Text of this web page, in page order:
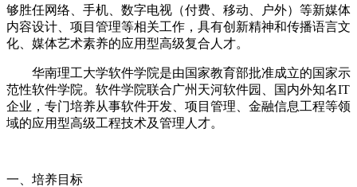
够胜任网络、手机、数字电视（付费、移动、户外）等新媒体
内容设计、项目管理等相关工作，具有创新精神和传播语言文
化、媒体艺术素养的应用型高级复合人才。
华南理工大学软件学院是由国家教育部批准成立的国家示
范性软件学院。软件学院联合广州天河软件园、国内外知名IT
企业，专门培养从事软件开发、项目管理、金融信息工程等领
域的应用型高级工程技术及管理人才。
一、培养目标